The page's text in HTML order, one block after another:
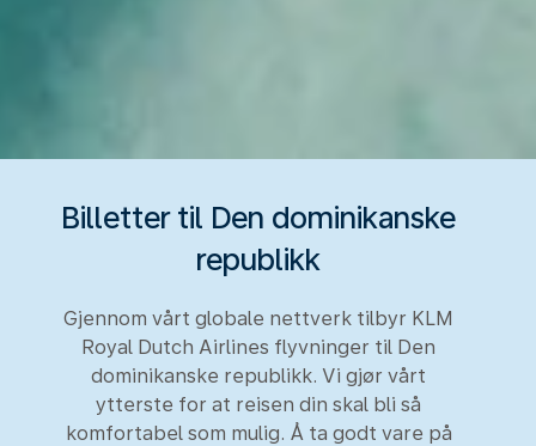
Billetter til Den dominikanske
republikk
Gjennom vårt globale nettverk tilbyr KLM
Royal Dutch Airlines flyvninger til Den
dominikanske republikk. Vi gjør vårt
ytterste for at reisen din skal bli så
komfortabel som mulig. Å ta godt vare på